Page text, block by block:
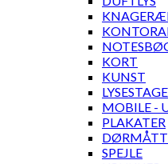
KORT
KUNST
MOBILE -
PLAKATER
SPEJLE